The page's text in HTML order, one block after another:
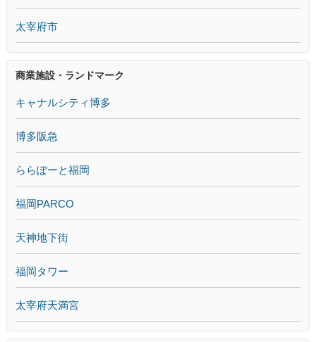
太宰府市
商業施設・ランドマーク
キャナルシティ博多
博多阪急
ららぽーと福岡
福岡PARCO
天神地下街
福岡タワー
太宰府天満宮